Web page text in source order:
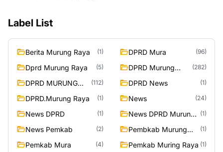
Label List
Berita Murung Raya (1) DPRD Mura (96)
Dprd Murung Raya (5)
DPRD Murung
(282)
DPRD MURUNG
(112) DPRD News (1)
DPRD.Murung Raya (1) News (24)
News DPRD (1)
News DPRD Murung
(1)
News Pemkab (2)
Pembkab Murung
(1)
Pemkab Mura (4) Pemkab Muring Raya (1)